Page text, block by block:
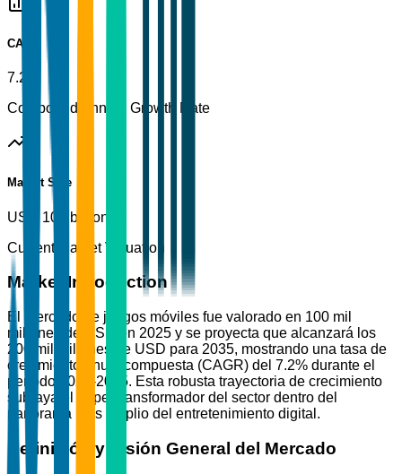
CAGR
7.2%
Compound Annual Growth Rate
Market Size
USD 100 billion
Current Market Valuation
Market Introduction
El mercado de juegos móviles fue valorado en 100 mil
millones de USD en 2025 y se proyecta que alcanzará los
200 mil millones de USD para 2035, mostrando una tasa de
crecimiento anual compuesta (CAGR) del 7.2% durante el
período 2026-2035. Esta robusta trayectoria de crecimiento
subraya el papel transformador del sector dentro del
panorama más amplio del entretenimiento digital.
Definición y Visión General del Mercado